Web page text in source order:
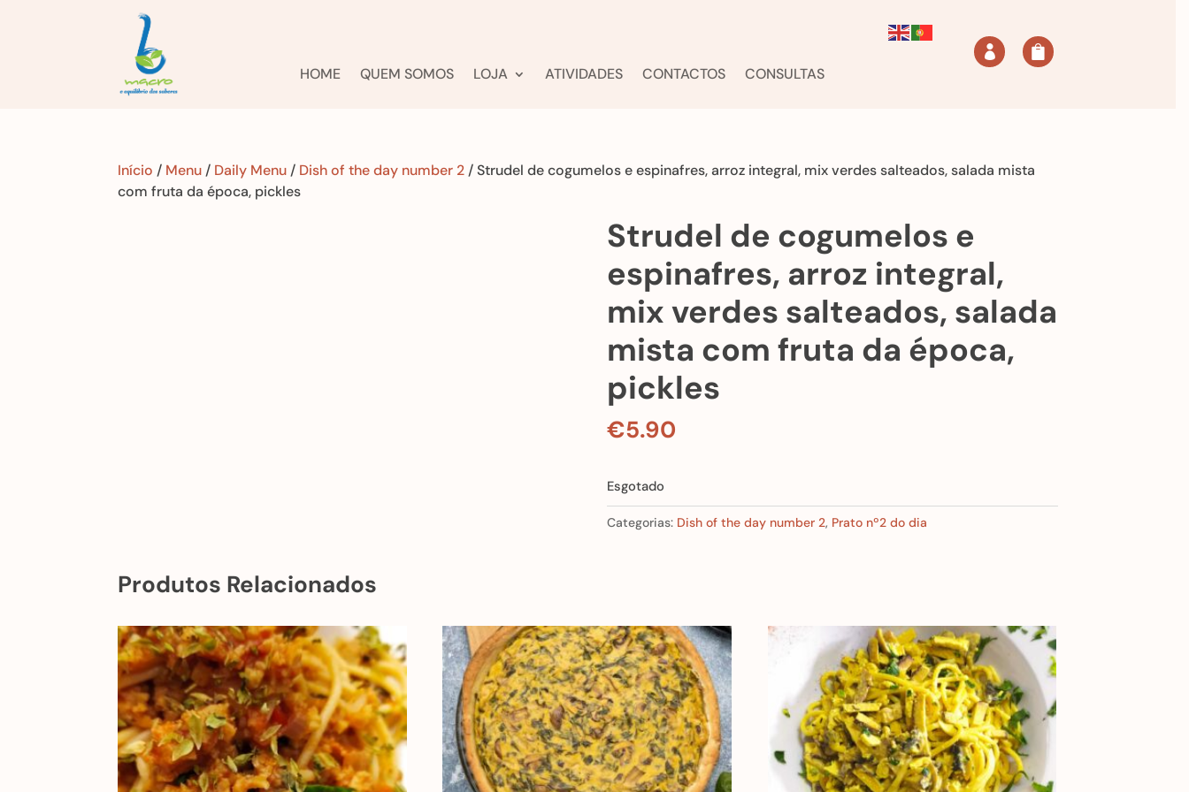
HOME QUEM SOMOS LOJA ATIVIDADES CONTACTOS CONSULTAS
 
Início / Menu/ Daily Menu/ Dish of the day number 2/ Strudel de cogumelos e espinafres, arroz integral, mix verdes salteados, salada mista
com fruta da época, pickles
Strudel de cogumelos e
espinafres, arroz integral,
mix verdes salteados, salada
mista com fruta da época,
pickles
€5.90
Esgotado
Categorias: Dish of the day number 2, Prato nº2 do dia
Produtos Relacionados